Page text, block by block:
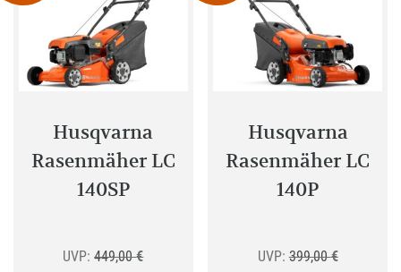
auf
der
werden
Husqvarna
Rasenmäher LC
140SP
UVP: 449,00€Ursprünglicher
Husqvarna
Rasenmäher LC
140P
UVP: 399,00€